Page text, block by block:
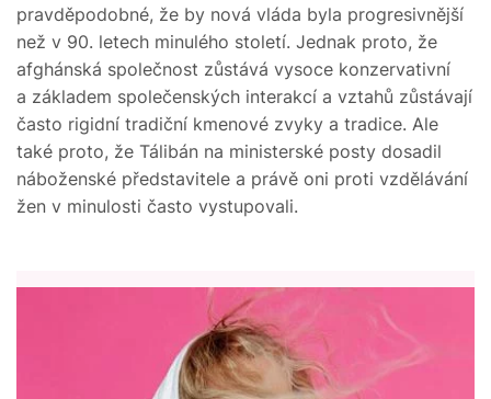
pravděpodobné, že by nová vláda byla progresivnější
než v 90. letech minulého století. Jednak proto, že
afghánská společnost zůstává vysoce konzervativní
a základem společenských interakcí a vztahů zůstávají
často rigidní tradiční kmenové zvyky a tradice. Ale
také proto, že Tálibán na ministerské posty dosadil
náboženské představitele a právě oni proti vzdělávání
žen v minulosti často vystupovali.